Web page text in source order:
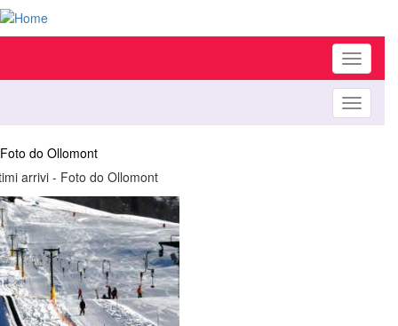
Toggle
Toggle
Foto do Ollomont
arrivi - Foto do Ollomont